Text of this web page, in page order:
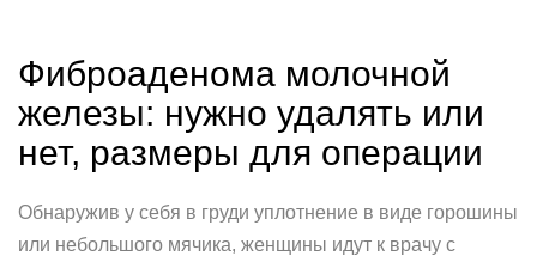
Фиброаденома молочной
железы: нужно удалять или
нет, размеры для операции
Обнаружив у себя в груди уплотнение в виде горошины
или небольшого мячика, женщины идут к врачу с